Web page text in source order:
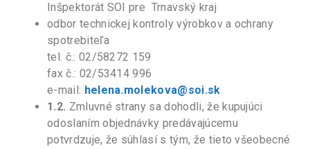
Inšpektorát SOI pre Trnavský kraj
odbor technickej kontroly výrobkov a ochrany
spotrebiteľa
tel. č.: 02/58272 159
fax č.: 02/53414 996
e-mail: helena.molekova@soi.sk
1.2. Zmluvné strany sa dohodli, že kupujúci
odoslaním objednávky predávajúcemu
potvrdzuje, že súhlasí s tým, že tieto všeobecné